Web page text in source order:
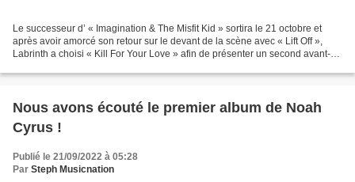
Le successeur d’ « Imagination & The Misfit Kid » sortira le 21 octobre et
après avoir amorcé son retour sur le devant de la scène avec « Lift Off »,
Labrinth a choisi « Kill For Your Love » afin de présenter un second avant-
Nous avons écouté le premier album de Noah
Cyrus !
Publié le 21/09/2022 à 05:28
Par Steph Musicnation